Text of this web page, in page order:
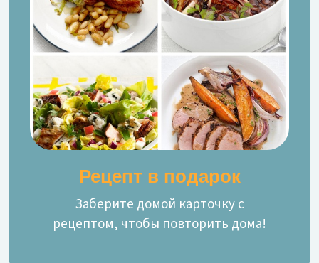
Рецепт в подарок
Заберите домой карточку с
рецептом, чтобы повторить дома!